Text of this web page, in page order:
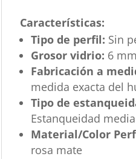
Características:
Tipo de perfil: Sin
Grosor vidrio: 6 mm
Fabricación a
medida exacta del
Tipo de
Estanqueidad
Material/Color
rosa mate